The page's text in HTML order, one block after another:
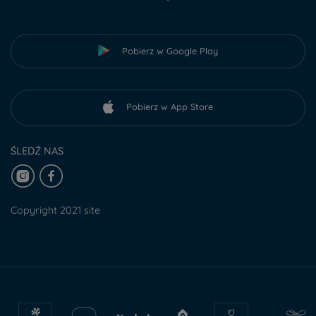
Pobierz w Google Play
Pobierz w App Store
ŚLEDŹ NAS
Copyright 2021 site